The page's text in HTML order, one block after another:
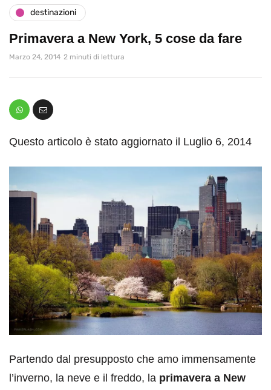
destinazioni
Primavera a New York, 5 cose da fare
Marzo 24, 2014 2 minuti di lettura
Questo articolo è stato aggiornato il Luglio 6, 2014
Partendo dal presupposto che amo immensamente
l’inverno, la neve e il freddo, la primavera a New